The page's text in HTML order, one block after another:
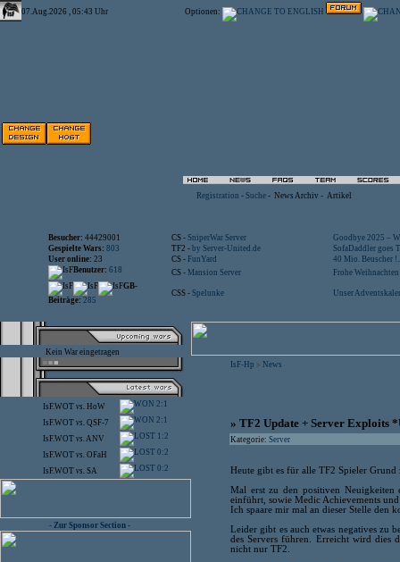
07.Aug.2026 , 05:43 Uhr Optionen:
Registration - Suche - News Archiv - Artikel
Besucher: 44429001 CS - SniperWar Server
Goodbye 2025 –
Gespielte Wars: 803 TF2 - by Server-United.de
SofaDaddler goes
User online: 23 CS - FunYard
40 Mio. Beuscher
Benutzer: 618 CS - Mansion Server
Frohe
GB-
Beiträge: 285
CSS - Spelunke Unser
Kein War eingetragen
IsF.WOT vs. HoW 2:1
IsF.WOT vs. QSF-7 2:1
IsF.WOT vs.ANV 1:2
IsF.WOT vs. OFaH 0:2
IsF.WOT vs. SA 0:2
- Zur Sponsor Section -
IsF-Hp > News
» TF2 Update + Server Exploits
Kategorie: Server
Heute gibt es für alle TF2 Spieler
Mal erst zu den positiven
einführt, sowie Medic Achievements
Ich spaare mir mal an dieser Stelle den
Leider gibt es auch etwas negatives zu
des Servers führen. Erreicht wird dies
nicht nur TF2.